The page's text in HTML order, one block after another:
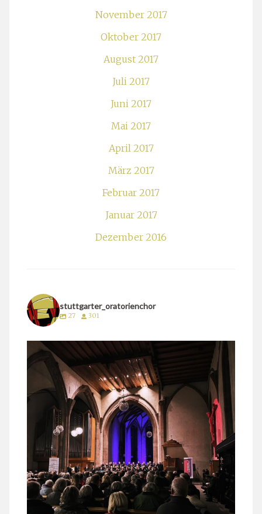
November 2017
Oktober 2017
August 2017
Juli 2017
Juni 2017
Mai 2017
April 2017
März 2017
Februar 2017
Januar 2017
Dezember 2016
stuttgarter_oratorienchor
27 301
stuttgarter_oratorienchor
März 24